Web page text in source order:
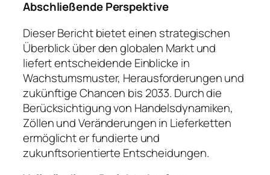
Abschließende Perspektive
Dieser Bericht bietet einen strategischen
Überblick über den globalen Markt und
liefert entscheidende Einblicke in
Wachstumsmuster, Herausforderungen und
zukünftige Chancen bis 2033. Durch die
Berücksichtigung von Handelsdynamiken,
Zöllen und Veränderungen in Lieferketten
ermöglicht er fundierte und
zukunftsorientierte Entscheidungen.